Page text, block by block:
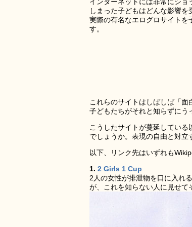
しまった子どもはどんな影響
実際の有名なエログロサイト
す。
これらのサイトはしばしば「
子どもたちがそれと知らずにう
こうしたサイトが蔓延してい
でしょうか。表現の自由と対立
以下、リンク先はいずれも
1. 2 Girls 1 Cup
2人の女性が排泄物を口に入れ
が、これを知らない人に見せて